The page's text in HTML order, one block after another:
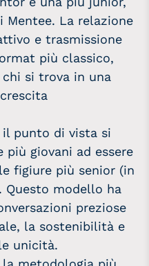
La relazione
e trasmissione
più classico,
si trova in una
il punto di vista si
giovani ad essere
figiure più senior (in
Questo modello ha
preziose
la sostenibilità e
unicità.